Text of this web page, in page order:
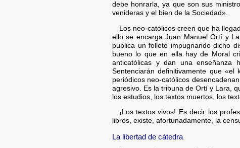
debe honrarla, ya que son sus
venideras y el bien de la Sociedad».
Los neo-católicos creen que ha
ello se encarga Juan Manuel Ortí y
publica un folleto impugnando dicho
bueno lo que en ella hay de Moral
anticatólicas y dan una enseñanza
Sentenciarán definitivamente que
periódicos neo-católicos
agresivo. Es la tribuna de Ortí y Lara,
los estudios, los textos muertos, los
¡Los textos vivos! Es decir los
libros, existe, afortunadamente, la
La libertad de cátedra